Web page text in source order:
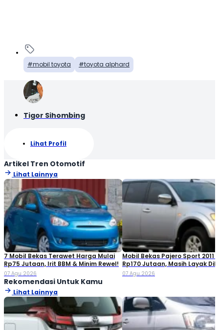
mobil toyota toyota alphard
Tigor Sihombing
Lihat Profil
Artikel Tren Otomotif
Lihat Lainnya
7 Mobil Bekas Terawet Harga Mulai
Rp75 Jutaan, Irit BBM & Minim Rewel!
07 Agu 2026
Mobil Bekas Pajero Sport 2011
Rp170 Jutaan, Masih Layak
07 Agu 2026
Rekomendasi Untuk Kamu
Lihat Lainnya